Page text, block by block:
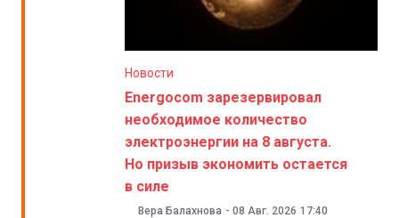
Новости
Energocom зарезервировал
необходимое количество
электроэнергии на 8 августа.
Но призыв экономить остается
в силе
Вера Балахнова - 08 Авг. 2026 17:40